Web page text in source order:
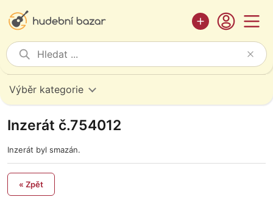
Výběr kategorie
Inzerát č.754012
Inzerát byl smazán.
« Zpět